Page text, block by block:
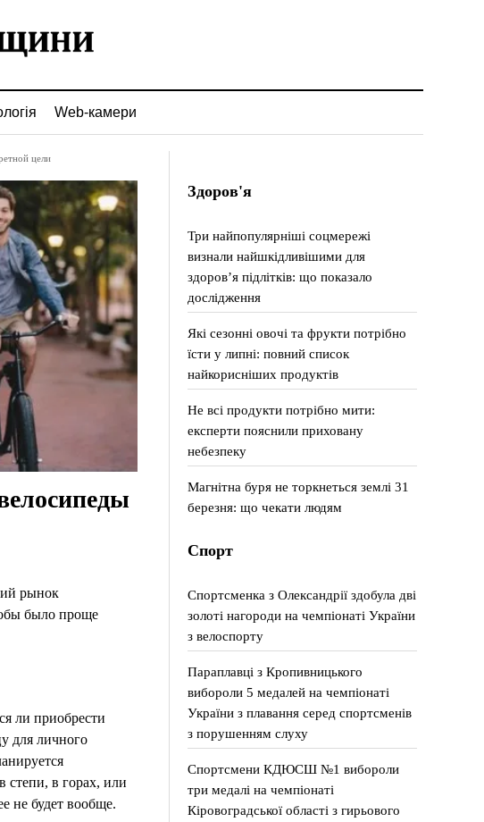
Web-камери
цели
рынок
было проще
ли приобрести
для личного
степи, в горах, или
не будет вообще.
Здоров'я
Три найпопулярніші соцмережі
визнали найшкідливішими для
здоров’я підлітків: що показало
дослідження
Які сезонні овочі та фрукти потрібно
їсти у липні: повний список
найкорисніших продуктів
Не всі продукти потрібно мити:
експерти пояснили приховану
небезпеку
Магнітна буря не торкнеться землі 31
березня: що чекати людям
Спорт
Спортсменка з Олександрії здобула дві
золоті нагороди на чемпіонаті України
з велоспорту
Параплавці з Кропивницького
вибороли 5 медалей на чемпіонаті
України з плавання серед спортсменів
з порушенням слуху
Спортсмени КДЮСШ №1 вибороли
три медалі на чемпіонаті
Кіровоградської області з гирьового